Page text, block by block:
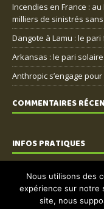
Incendies en France :
milliers de sinistrés
Dangote à Lamu : le
Arkansas : le pari
Anthropic s’engage
COMMENTAIRES
INFOS PRATIQUES
Nous contacter
Mentions légales
Nous utilisons des
expérience sur notre
site, nous